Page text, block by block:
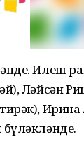
Илеш
Ләйсән